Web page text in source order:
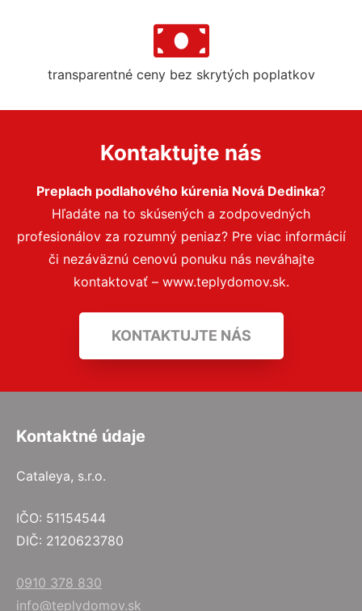
transparentné ceny bez skrytých poplatkov
Kontaktujte nás
Preplach podlahového kúrenia Nová Dedinka?
Hľadáte na to skúsených a zodpovedných
profesionálov za rozumný peniaz? Pre viac informácií
či nezáväznú cenovú ponuku nás neváhajte
kontaktovať – www.teplydomov.sk.
KONTAKTUJTE NÁS
Kontaktné údaje
Cataleya, s.r.o.
IČO: 51154544
DIČ: 2120623780
0910 378 830
info@teplydomov.sk